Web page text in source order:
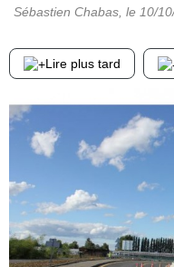
Sébastien Chabas , le 10/
Lire plus tard